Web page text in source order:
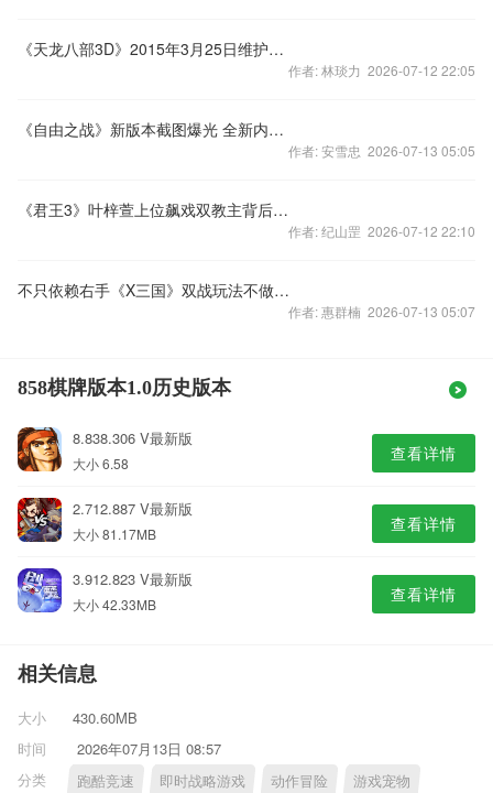
《天龙八部3D》2015年3月25日维护公告
作者: 林琰力 2026-07-12 22:05
《自由之战》新版本截图爆光 全新内容引猜想
作者: 安雪忠 2026-07-13 05:05
《君王3》叶梓萱上位飙戏双教主背后金主浮出水面
作者: 纪山罡 2026-07-12 22:10
不只依赖右手《X三国》双战玩法不做单身狗
作者: 惠群楠 2026-07-13 05:07
858棋牌版本1.0历史版本
8.838.306 V最新版
大小 6.58 查看详情
2.712.887 V最新版
大小 81.17MB 查看详情
3.912.823 V最新版
大小 42.33MB 查看详情
相关信息
大小
430.60MB
时间
2026年07月13日 08:57
分类
跑酷竞速 即时战略游戏 动作冒险 游戏宠物